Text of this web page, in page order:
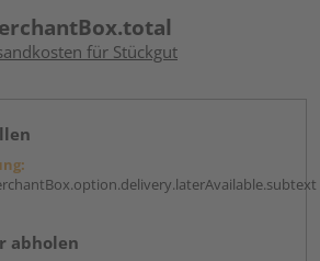
für Stückgut
abholen